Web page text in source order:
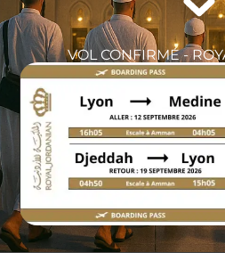
VOL CONFIRMÉ -